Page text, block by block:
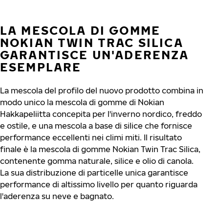
LA MESCOLA DI GOMME
NOKIAN TWIN TRAC SILICA
GARANTISCE UN'ADERENZA
ESEMPLARE
La mescola del profilo del nuovo prodotto combina in
modo unico la mescola di gomme di Nokian
Hakkapeliitta concepita per l'inverno nordico, freddo
e ostile, e una mescola a base di silice che fornisce
performance eccellenti nei climi miti. Il risultato
finale è la mescola di gomme Nokian Twin Trac Silica,
contenente gomma naturale, silice e olio di canola.
La sua distribuzione di particelle unica garantisce
performance di altissimo livello per quanto riguarda
l'aderenza su neve e bagnato.